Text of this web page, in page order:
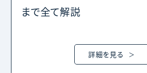
まで全て解説
詳細を見る